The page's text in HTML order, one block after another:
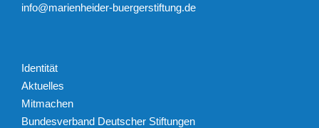
info@marienheider-buergerstiftung.de
Identität
Aktuelles
Mitmachen
Bundesverband Deutscher Stiftungen